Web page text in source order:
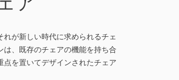
が新しい時代に求められるチェ
、既存のチェアの機能を持ち合
を置いてデザインされたチェア